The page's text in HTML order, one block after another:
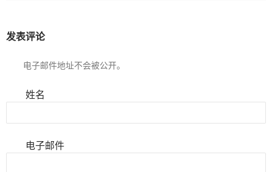
发表评论
电子邮件地址不会被公开。
姓名
电子邮件